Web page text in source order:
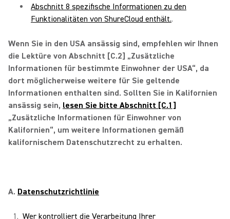
Abschnitt 8 spezifische Informationen zu den
Funktionalitäten von ShureCloud enthält..
Wenn Sie in den USA ansässig sind, empfehlen wir Ihnen
die Lektüre von Abschnitt [C.2] „Zusätzliche
Informationen für bestimmte Einwohner der USA“, da
dort möglicherweise weitere für Sie geltende
Informationen enthalten sind. Sollten Sie in Kalifornien
ansässig sein, lesen Sie bitte Abschnitt [C.1]
„Zusätzliche Informationen für Einwohner von
Kalifornien“, um weitere Informationen gemäß
kalifornischem Datenschutzrecht zu erhalten.
A. Datenschutzrichtlinie
Wer kontrolliert die Verarbeitung Ihrer